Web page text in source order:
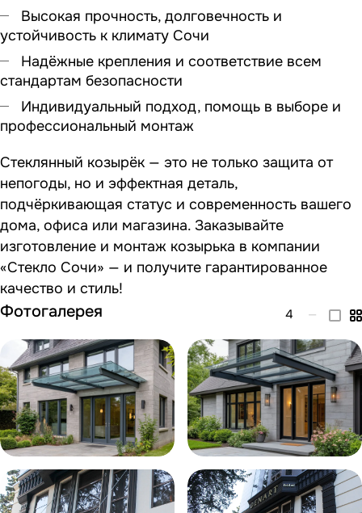
Высокая прочность, долговечность и
устойчивость к климату Сочи
Надёжные крепления и соответствие всем
стандартам безопасности
Индивидуальный подход, помощь в выборе и
профессиональный монтаж
Стеклянный козырёк — это не только защита от
непогоды, но и эффектная деталь,
подчёркивающая статус и современность вашего
дома, офиса или магазина. Заказывайте
изготовление и монтаж козырька в компании
«Стекло Сочи» — и получите гарантированное
качество и стиль!
Фотогалерея 4 —